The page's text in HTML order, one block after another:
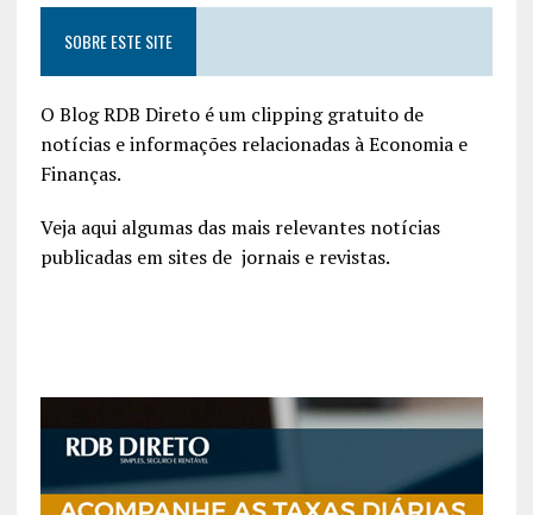
SOBRE ESTE SITE
O Blog RDB Direto é um clipping gratuito de
notícias e informações relacionadas à Economia e
Finanças.
Veja aqui algumas das mais relevantes notícias
publicadas em sites de jornais e revistas.